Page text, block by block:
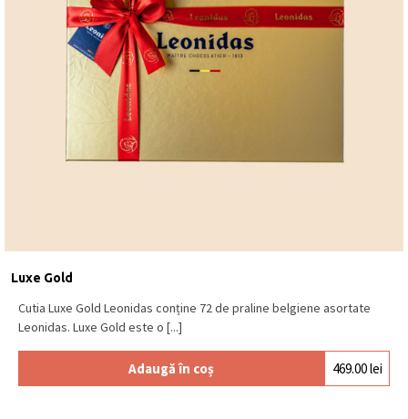
Luxe Gold
Cutia Luxe Gold Leonidas conține 72 de praline belgiene asortate
Leonidas. Luxe Gold este o [...]
Adaugă în coș 469.00lei